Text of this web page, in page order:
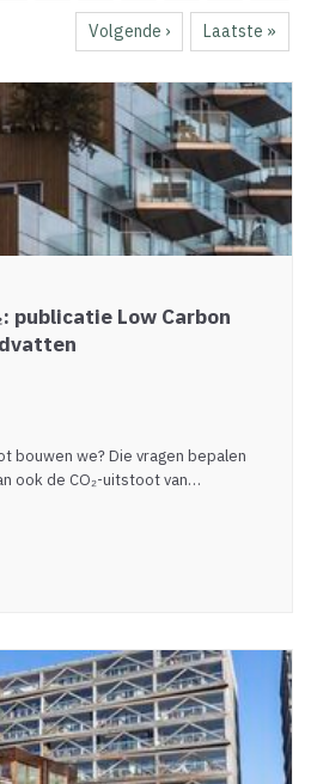
Volgende
pagina
Volgende ›
Laatste
pagina
Laatste »
publicatie Low Carbon
bouwen we? Die vragen bepalen
ook de CO₂-uitstoot van…